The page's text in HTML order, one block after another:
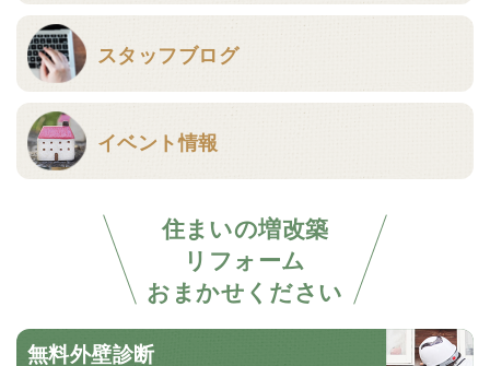
スタッフブログ
イベント情報
住まいの増改築
リフォーム
おまかせください
無料外壁診断